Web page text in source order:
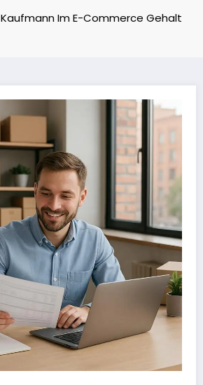
Kaufmann Im E-Commerce Gehalt